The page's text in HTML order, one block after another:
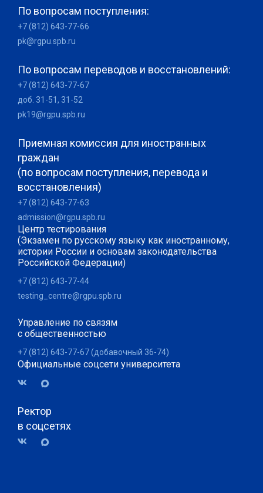
По вопросам поступления:
+7 (812) 643-77-66
pk@rgpu.spb.ru
По вопросам переводов и восстановлений:
+7 (812) 643-77-67
доб. 31-51, 31-52
pk19@rgpu.spb.ru
Приемная комиссия для иностранных
граждан
(по вопросам поступления, перевода и
восстановления)
+7 (812) 643-77-63
admission@rgpu.spb.ru
Центр тестирования
(Экзамен по русскому языку как иностранному,
истории России и основам законодательства
Российской Федерации)
+7 (812) 643-77-44
testing_centre@rgpu.spb.ru
Управление по связям
с общественностью
+7 (812) 643-77-67 (добавочный 36-74)
Официальные соцсети университета
Ректор
в соцсетях